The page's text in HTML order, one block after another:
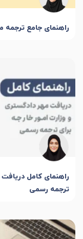
راهنمای جامع ترجمه
راهنمای کامل دریافت
ترجمه رسمی